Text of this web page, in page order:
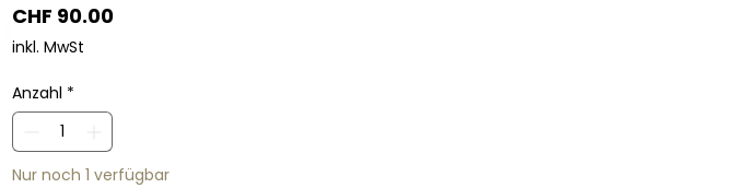
CHF 90.00Preis
inkl. MwSt
Anzahl *
Nur noch 1 verfügbar